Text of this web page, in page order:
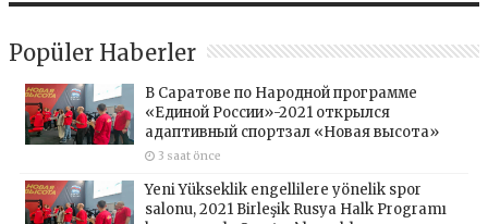
Popüler Haberler
В Саратове по Народной программе
«Единой России»-2021 открылся
адаптивный спортзал «Новая высота»
3 saat önce
Yeni Yükseklik engellilere yönelik spor
salonu, 2021 Birleşik Rusya Halk Programı